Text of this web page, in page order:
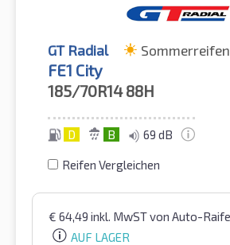
GT Radial Sommerreifen
FE1 City
185/70R14 88H
D B 69 dB
Reifen Vergleichen
€ 64,49 inkl. MwSTvon Auto-
AUF LAGER